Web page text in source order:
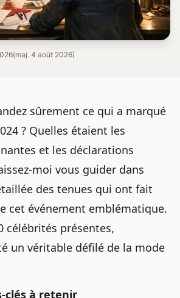
(maj. 4 août 2026)
sûrement ce qui a marqué
? Quelles étaient les
et les déclarations
moi vous guider dans
des tenues qui ont fait
cet événement emblématique.
célébrités présentes,
un véritable défilé de la mode
clés à retenir